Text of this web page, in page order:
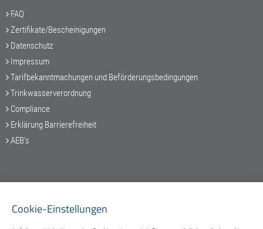
FAQ
Zertifikate/Bescheinigungen
Datenschutz
Impressum
Tarifbekanntmachungen und Beförderungsbedingungen
Trinkwasserverordnung
Compliance
Erklärung Barrierefreiheit
AEB's
Service-Hotline
Cookie-Einstellungen